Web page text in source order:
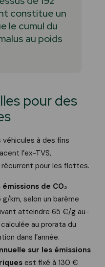
constitue un
le cumul du
au poids
pour des
à des fins
l’ex-TVS,
pour les flottes.
de CO₂
g/km, selon un barème
atteindre 65 €/g au-
au prorata du
dans l’année.
sur les émissions
est fixé à 130 €